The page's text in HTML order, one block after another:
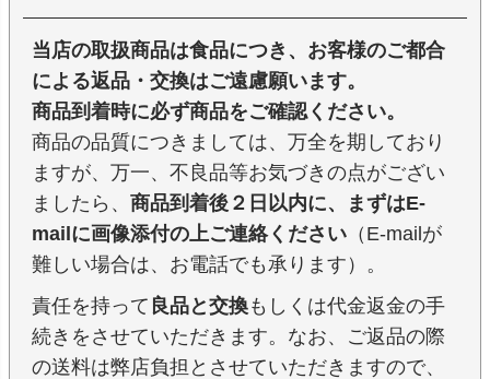
当店の取扱商品は食品につき、お客様のご都合
による返品・交換はご遠慮願います。
商品到着時に必ず商品をご確認ください。
商品の品質につきましては、万全を期しており
ますが、万一、不良品等お気づきの点がござい
ましたら、 商品到着後２日以内に、まずはE-
mailに画像添付の上ご連絡ください （E-mailが
難しい場合は、お電話でも承ります）。
責任を持って 良品と交換もしくは代金返金の手
続きをさせていただきます。なお、ご返品の際
の送料は弊店負担とさせていただきますので、